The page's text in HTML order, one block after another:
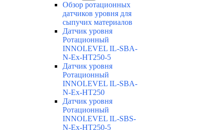
Обзор ротационных
датчиков уровня для
сыпучих материалов
Датчик уровня
Ротационный
INNOLEVEL IL-SBA-
N-Ex-HT250-5
Датчик уровня
Ротационный
INNOLEVEL IL-SBA-
N-Ex-HT250
Датчик уровня
Ротационный
INNOLEVEL IL-SBS-
N-Ex-HT250-5